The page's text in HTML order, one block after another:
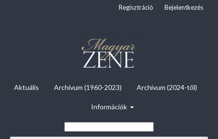
Aktuális Archívum (1960-2023) Archívum (2024-től)
Információk
Regisztráció Bejelentkezés